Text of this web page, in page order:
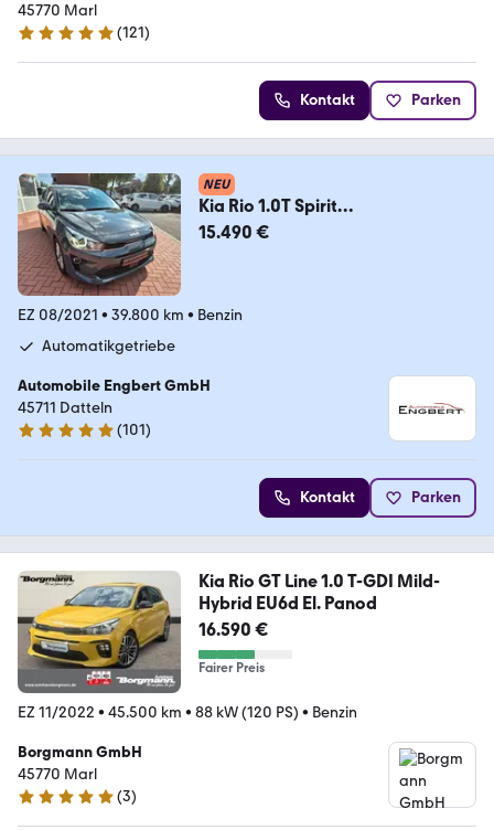
45770 Marl
4.8 Sterne
(121)
Kontakt Parken
NEU
Kia Rio 1.0T Spirit
DCT*Kamera*AWR*Navi*Sitzheizu
15.490 €
EZ 08/2021 • 39.800 km • Benzin
Automatikgetriebe
Automobile Engbert GmbH
45711 Datteln
4.9 Sterne
(101)
Kontakt Parken
Kia Rio GT Line 1.0 T-GDI Mild-
Hybrid EU6d El. Panod
16.590 €
Fairer Preis
EZ 11/2022 • 45.500 km • 88 kW (120 PS) • Benzin
Borgmann GmbH
45770 Marl
5 Sterne
(3)